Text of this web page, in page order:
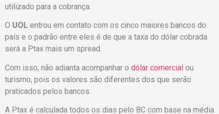
utilizado para a cobrança.
O UOL entrou em contato com os cinco maiores bancos do
país e o padrão entre eles é de que a taxa do dólar cobrada
será a Ptax mais um spread.
Com isso, não adianta acompanhar o dólar comercial ou
turismo, pois os valores são diferentes dos que serão
praticados pelos bancos.
A Ptax é calculada todos os dias pelo BC com base na média